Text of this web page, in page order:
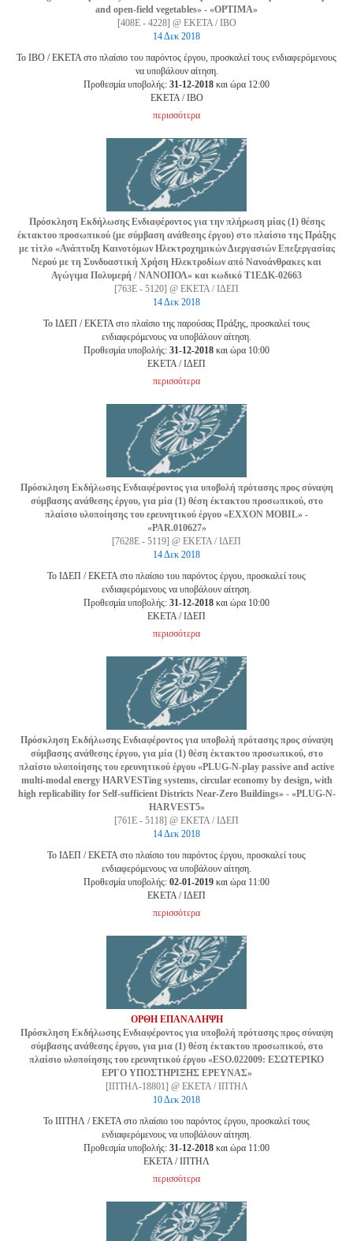
and open-field vegetables» - «OPTIMA»
[408Ε - 4228] @ ΕΚΕΤΑ / ΙΒΟ
14 Δεκ 2018
Το ΙΒΟ / ΕΚΕΤΑ στο πλαίσιο του παρόντος έργου, προσκαλεί τους ενδιαφερόμενους
να υποβάλουν αίτηση.
Προθεσμία υποβολής: 31-12-2018 και ώρα 12:00
EKETA / ΙΒΟ
περισσότερα
Πρόσκληση Εκδήλωσης Ενδιαφέροντος για την πλήρωση μίας (1) θέσης
έκτακτου προσωπικού (με σύμβαση ανάθεσης έργου) στο πλαίσιο της Πράξης
με τίτλο «Ανάπτυξη Καινοτόμων Ηλεκτροχημικών Διεργασιών Επεξεργασίας
Νερού με τη Συνδυαστική Χρήση Ηλεκτροδίων από Νανοάνθρακες και
Αγώγιμα Πολυμερή / ΝΑΝΟΠΟΛ» και κωδικό Τ1ΕΔΚ-02663
[763Ε - 5120] @ ΕΚΕΤΑ / ΙΔΕΠ
14 Δεκ 2018
Το ΙΔΕΠ / ΕΚΕΤΑ στο πλαίσιο της παρούσας Πράξης, προσκαλεί τους
ενδιαφερόμενους να υποβάλουν αίτηση.
Προθεσμία υποβολής: 31-12-2018 και ώρα 10:00
EKETA / ΙΔΕΠ
περισσότερα
Πρόσκληση Εκδήλωσης Ενδιαφέροντος για υποβολή πρότασης προς σύναψη
σύμβασης ανάθεσης έργου, για μία (1) θέση έκτακτου προσωπικού, στο
πλαίσιο υλοποίησης του ερευνητικού έργου «EXXON MOBIL» -
«PAR.010627»
[7628Ε - 5119] @ ΕΚΕΤΑ / ΙΔΕΠ
14 Δεκ 2018
Το ΙΔΕΠ / ΕΚΕΤΑ στο πλαίσιο του παρόντος έργου, προσκαλεί τους
ενδιαφερόμενους να υποβάλουν αίτηση.
Προθεσμία υποβολής: 31-12-2018 και ώρα 10:00
EKETA / ΙΔΕΠ
περισσότερα
Πρόσκληση Εκδήλωσης Ενδιαφέροντος για υποβολή πρότασης προς σύναψη
σύμβασης ανάθεσης έργου, για μία (1) θέση έκτακτου προσωπικού, στο
πλαίσιο υλοποίησης του ερευνητικού έργου «PLUG-N-play passive and active
multi-modal energy HARVESTing systems, circular economy by design, with
high replicability for Self-sufficient Districts Near-Zero Buildings» - «PLUG-N-
HARVEST5»
[761Ε - 5118] @ ΕΚΕΤΑ / ΙΔΕΠ
14 Δεκ 2018
Το ΙΔΕΠ / ΕΚΕΤΑ στο πλαίσιο του παρόντος έργου, προσκαλεί τους
ενδιαφερόμενους να υποβάλουν αίτηση.
Προθεσμία υποβολής: 02-01-2019 και ώρα 11:00
EKETA / ΙΔΕΠ
περισσότερα
ΟΡΘΗ ΕΠΑΝΑΛΗΨΗ
Πρόσκληση Εκδήλωσης Ενδιαφέροντος για υποβολή πρότασης προς σύναψη
σύμβασης ανάθεσης έργου, για μια (1) θέση έκτακτου προσωπικού, στο
πλαίσιο υλοποίησης του ερευνητικού έργου «ESO.022009: ΕΣΩΤΕΡΙΚΟ
ΕΡΓΟ ΥΠΟΣΤΗΡΙΞΗΣ ΕΡΕΥΝΑΣ»
[ΙΠΤΗΛ-18801] @ ΕΚΕΤΑ / ΙΠΤΗΛ
10 Δεκ 2018
Το ΙΠΤΗΛ / ΕΚΕΤΑ στο πλαίσιο του παρόντος έργου, προσκαλεί τους
ενδιαφερόμενους να υποβάλουν αίτηση.
Προθεσμία υποβολής: 31-12-2018 και ώρα 11:00
EKETA / ΙΠΤΗΛ
περισσότερα